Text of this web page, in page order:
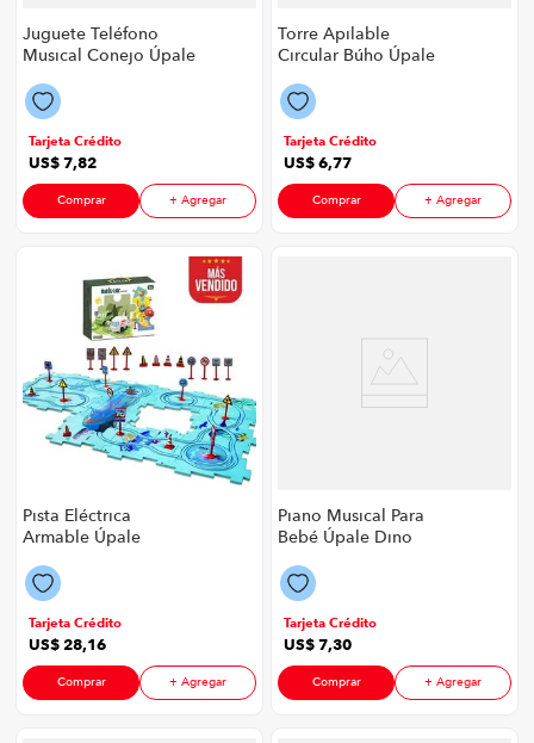
Juguete Teléfono
Musical Conejo Úpale
Tarjeta Crédito
US$7,82
Comprar + Agregar
Torre Apilable
Circular Búho Úpale
Multicolor
Tarjeta Crédito
US$6,77
Comprar + Agregar
Pista Eléctrica
Armable Úpale
Piezas Color Verde
Tarjeta Crédito
US$28,16
Comprar + Agregar
Piano Musical Para
Bebé Úpale Dino
Tarjeta Crédito
US$7,30
Comprar + Agregar